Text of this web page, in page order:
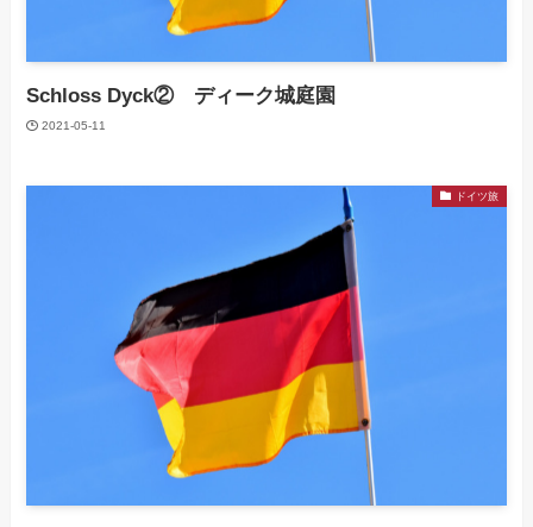
Schloss Dyck② ディーク城庭園
2021-05-11
ドイツ旅